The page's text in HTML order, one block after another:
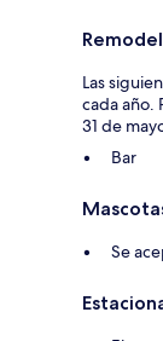
Las
cada año.
31 de
Bar
Se